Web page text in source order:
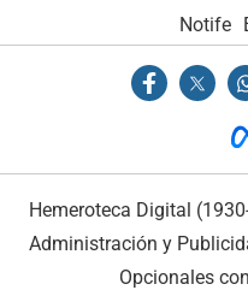
Notife
Hemeroteca Digital
Administración y
Opcionales